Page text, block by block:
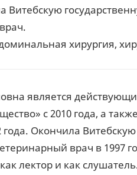
Витебскую
хирургия,
является
с 2010 года, а
года. Окончила
врач в 1997
лектор и как